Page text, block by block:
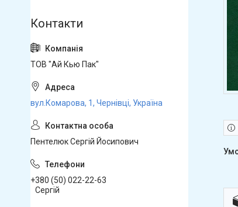
ТОВ "Ай Кью Пак"
вул.Комарова, 1, Чернівці, Україна
Пентелюк Сергій Йосипович
+380 (50) 022-22-63
Сергій